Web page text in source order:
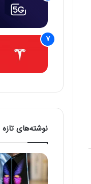
نوشته‌های تازه